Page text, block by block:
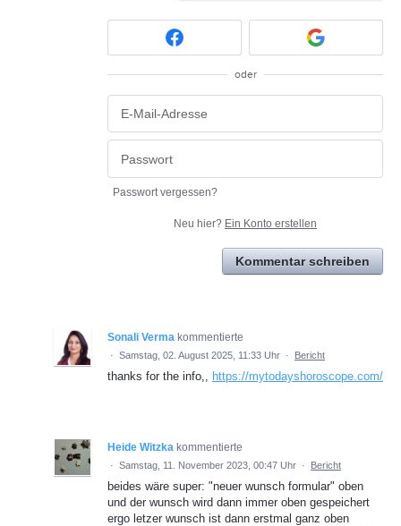
oder
Passwort vergessen?
Neu hier? Ein Konto erstellen
Kommentar schreiben
Sonali Verma kommentierte
· Samstag, 02. August 2025, 11:33 Uhr · Bericht
thanks for the info,, https://mytodayshoroscope.com/
Heide Witzka kommentierte
· Samstag, 11. November 2023, 00:47 Uhr · Bericht
beides wäre super: "neuer wunsch formular" oben
und der wunsch wird dann immer oben gespeichert
ergo letzer wunsch ist dann erstmal ganz oben